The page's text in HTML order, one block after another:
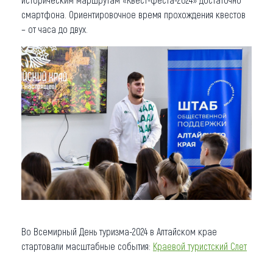
смартфона. Ориентировочное время прохождения квестов
– от часа до двух.
Во Всемирный День туризма-2024 в Алтайском крае
стартовали масштабные события: Краевой туристский Слет